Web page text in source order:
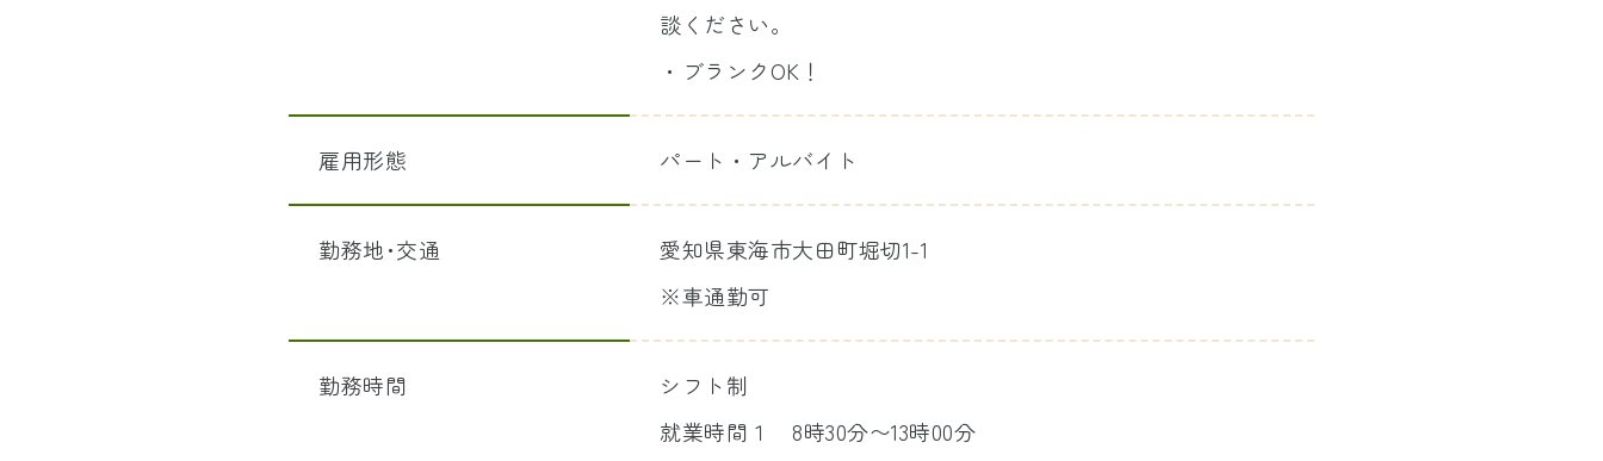
お問い合わせ
談ください。
・ブランクOK！
雇用形態 パート・アルバイト
勤務地･交通
愛知県東海市大田町堀切1-1
※車通勤可
勤務時間
シフト制
就業時間１ 8時30分〜13時00分